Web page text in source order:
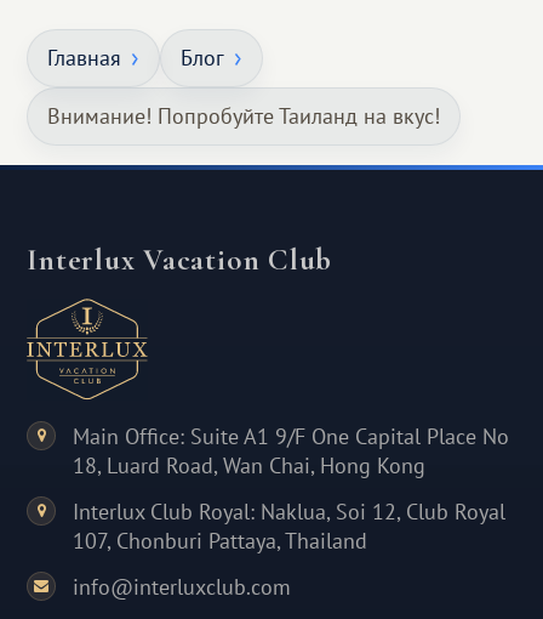
Главная Блог
Внимание! Попробуйте Таиланд на вкус!
Interlux Vacation Club
Main Office: Suite A1 9/F One Capital Place No
18, Luard Road, Wan Chai, Hong Kong
Interlux Club Royal: Naklua, Soi 12, Club Royal
107, Chonburi Pattaya, Thailand
info@interluxclub.com